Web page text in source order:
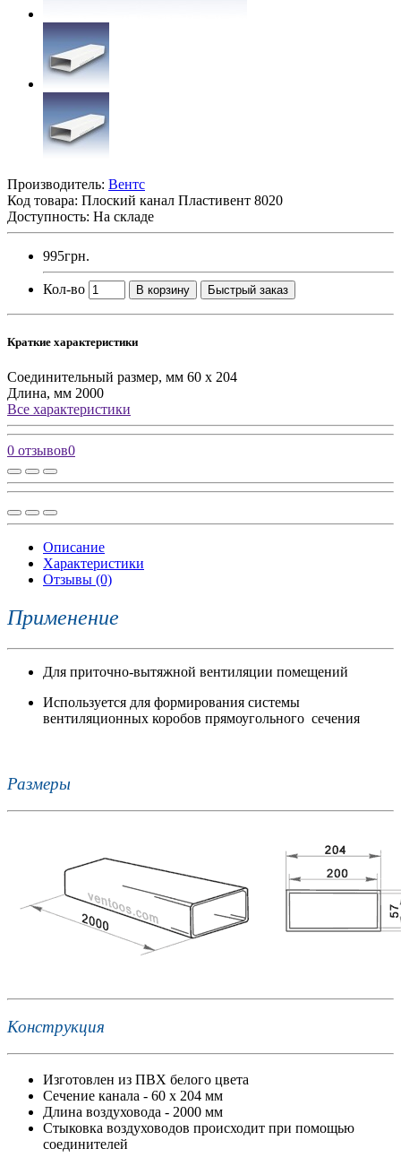
Производитель: Вентс
Код товара: Плоский канал Пластивент 8020
Доступность: На складе
995грн.
Кол-во В корзину Быстрый заказ
Краткие характеристики
Соединительный размер, мм 60 х 204
Длина, мм 2000
Все характеристики
0 отзывов0
Описание
Характеристики
Отзывы (0)
Применение
Для приточно-вытяжной вентиляции помещений
Используется для формирования системы
вентиляционных коробов прямоугольного сечения
Размеры
Конструкция
Изготовлен из ПВХ белого цвета
Сечение канала - 60 х 204 мм
Длина воздуховода - 2000 мм
Стыковка воздуховодов происходит при помощью
соединителей